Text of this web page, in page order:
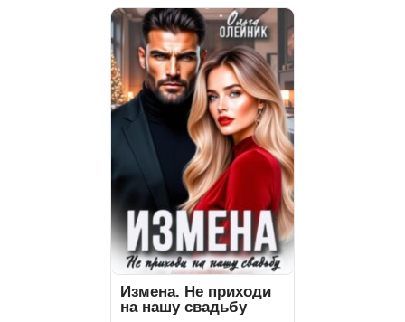
Измена. Не приходи
на нашу свадьбу